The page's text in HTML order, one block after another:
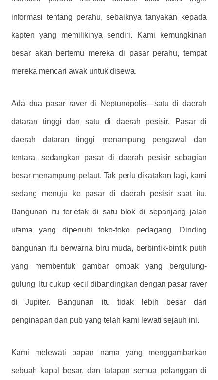
informasi tentang perahu, sebaiknya tanyakan kepada
kapten yang memilikinya sendiri. Kami kemungkinan
besar akan bertemu mereka di pasar perahu, tempat
mereka mencari awak untuk disewa.
Ada dua pasar raver di Neptunopolis—satu di daerah
dataran tinggi dan satu di daerah pesisir. Pasar di
daerah dataran tinggi menampung pengawal dan
tentara, sedangkan pasar di daerah pesisir sebagian
besar menampung pelaut. Tak perlu dikatakan lagi, kami
sedang menuju ke pasar di daerah pesisir saat itu.
Bangunan itu terletak di satu blok di sepanjang jalan
utama yang dipenuhi toko-toko pedagang. Dinding
bangunan itu berwarna biru muda, berbintik-bintik putih
yang membentuk gambar ombak yang bergulung-
gulung. Itu cukup kecil dibandingkan dengan pasar raver
di Jupiter. Bangunan itu tidak lebih besar dari
penginapan dan pub yang telah kami lewati sejauh ini.
Kami melewati papan nama yang menggambarkan
sebuah kapal besar, dan tatapan semua pelanggan di